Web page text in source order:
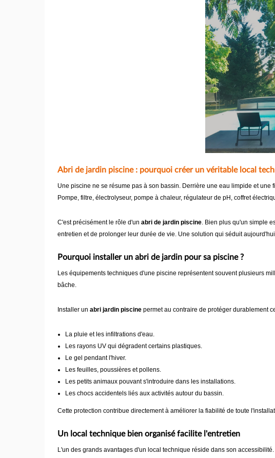
Abri de jardin piscine : pourquoi créer un véritable local
Une piscine ne se résume pas à son bassin. Derrière une eau limpide et
Pompe, filtre, électrolyseur, pompe à chaleur, régulateur de pH, coffret
C'est précisément le rôle d'un abri de jardin piscine . Bien plus qu'un simple
entretien et de prolonger leur durée de vie. Une solution qui séduit
Pourquoi installer un abri de jardin pour sa piscine ?
Les équipements techniques d'une piscine représentent souvent plusieurs
bâche.
Installer un abri jardin piscine permet au contraire de protéger durablement
La pluie et les infiltrations d'eau.
Les rayons UV qui dégradent certains plastiques.
Le gel pendant l'hiver.
Les feuilles, poussières et pollens.
Les petits animaux pouvant s'introduire dans les installations.
Les chocs accidentels liés aux activités autour du bassin.
Cette protection contribue directement à améliorer la fiabilité de toute
Un local technique bien organisé facilite l'entretien
L'un des grands avantages d'un local technique réside dans son